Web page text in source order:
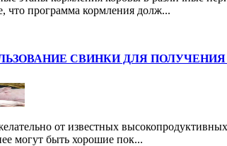
что программа кормления долж...
СВИНКИ ДЛЯ
от известных
могут быть хорошие пок...